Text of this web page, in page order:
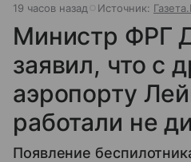
19 часов назад Источник:
Министр ФРГ
заявил, что с
аэропорту
работали не
Появление